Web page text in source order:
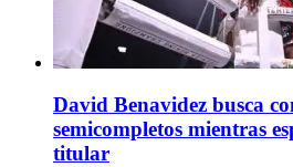
David Benavidez busca
semicompletos mientras
titular